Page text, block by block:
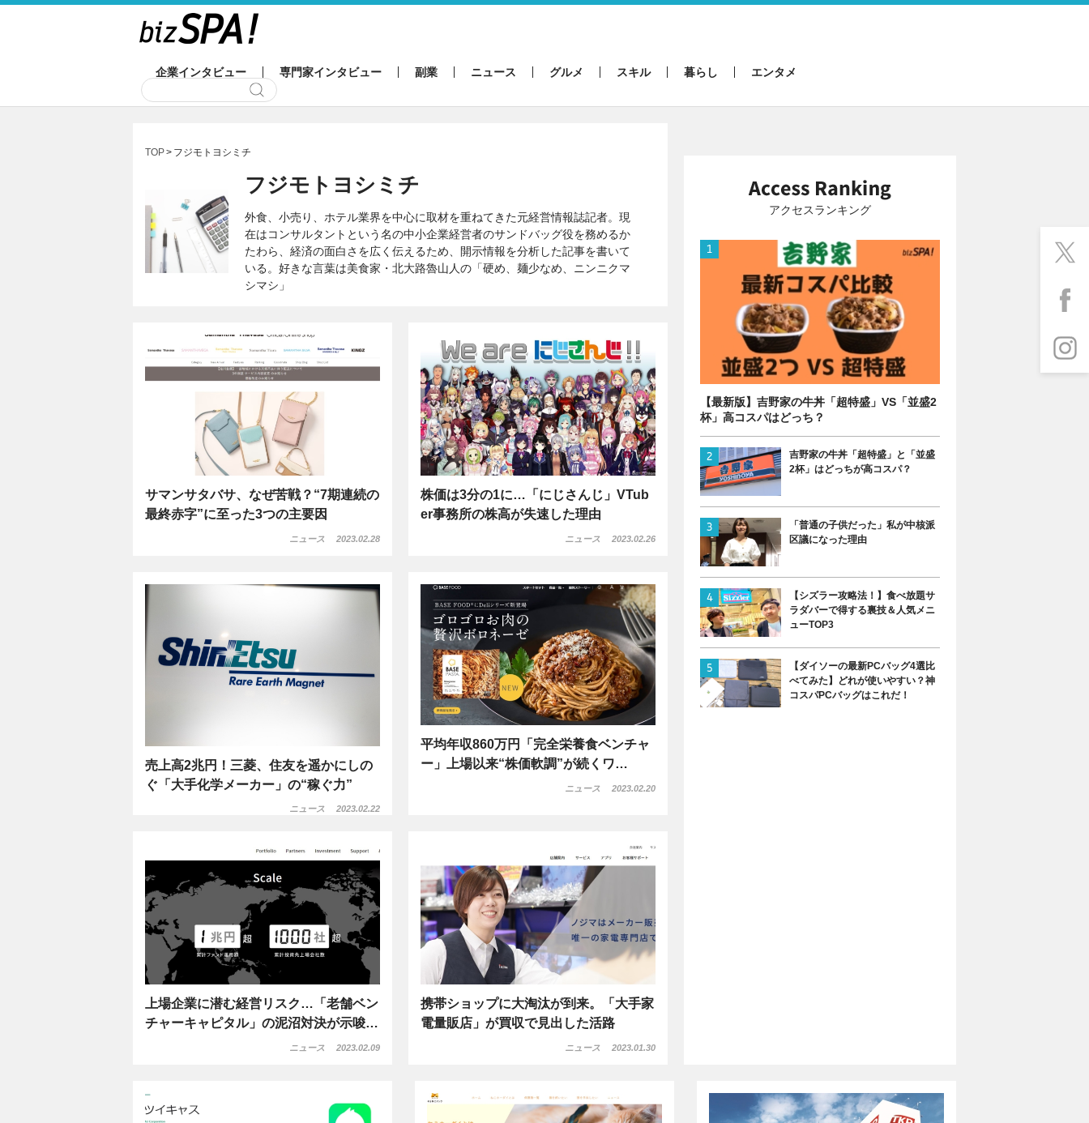
企業インタビュー 専門家インタビュー 副業 ニュース グルメ スキル 暮らし エンタメ
TOP フジモトヨシミチ
フジモトヨシミチ
外食、小売り、ホテル業界を中心に取材を重ねてきた元経営情報誌記者。現
在はコンサルタントという名の中小企業経営者のサンドバッグ役を務めるか
たわら、経済の面白さを広く伝えるため、開示情報を分析した記事を書いて
いる。好きな言葉は美食家・北大路魯山人の「硬め、麺少なめ、ニンニクマ
シマシ」
サマンサタバサ、なぜ苦戦？“7期連続の
最終赤字”に至った3つの主要因
ニュース 2023.02.28
株価は3分の1に…「にじさんじ」VTub
er事務所の株高が失速した理由
ニュース 2023.02.26
売上高2兆円！三菱、住友を遥かにしの
ぐ「大手化学メーカー」の“稼ぐ力”
ニュース 2023.02.22
平均年収860万円「完全栄養食ベンチャ
ー」上場以来“株価軟調”が続くワ…
ニュース 2023.02.20
上場企業に潜む経営リスク…「老舗ベン
チャーキャピタル」の泥沼対決が示唆…
ニュース 2023.02.09
携帯ショップに大淘汰が到来。「大手家
電量販店」が買収で見出した活路
ニュース 2023.01.30
アクセスランキング
【最新版】吉野家の牛丼「超特盛」VS「並盛2
杯」高コスパはどっち？
吉野家の牛丼「超特盛」と「並盛
2杯」はどっちが高コスパ？
「普通の子供だった」私が中核派
区議になった理由
【シズラー攻略法！】食べ放題サ
ラダバーで得する裏技＆人気メニ
ューTOP3
【ダイソーの最新PCバッグ4選比
べてみた】どれが使いやすい？神
コスパPCバッグはこれだ！